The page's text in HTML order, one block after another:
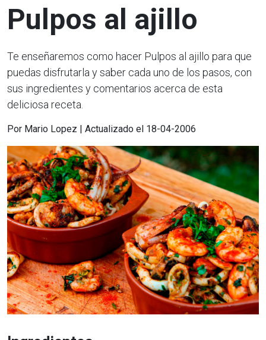
Pulpos al ajillo
Te enseñaremos como hacer Pulpos al ajillo para que
puedas disfrutarla y saber cada uno de los pasos, con
sus ingredientes y comentarios acerca de esta
deliciosa receta.
Por Mario Lopez | Actualizado el 18-04-2006